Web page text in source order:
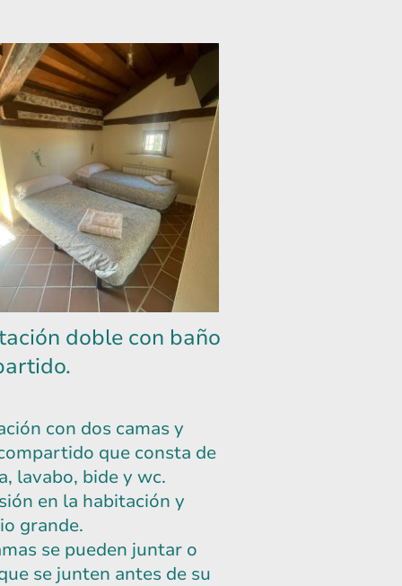
doble con baño
con dos camas y
que consta de
lavabo, bide y wc.
en la habitación y
grande.
se pueden juntar o
se junten antes de su